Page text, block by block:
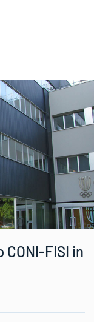
CONI-FISI in